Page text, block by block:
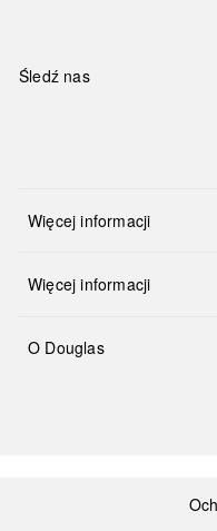
Śledź nas
Więcej informacji
Więcej informacji
O Douglas